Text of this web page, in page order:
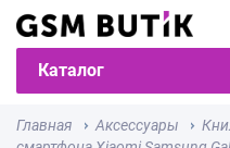
Каталог
Главная Аксессуары